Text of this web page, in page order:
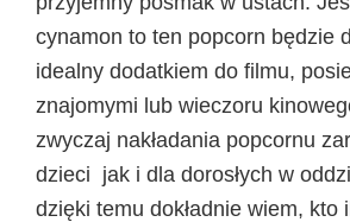
cynamon to ten popcorn będzie
idealny dodatkiem do filmu,
znajomymi lub wieczoru
zwyczaj nakładania popcornu
dzieci jak i dla dorosłych w
dzięki temu dokładnie wiem, kto